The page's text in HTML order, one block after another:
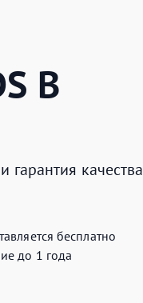
В
качества
бесплатно
до 1 года